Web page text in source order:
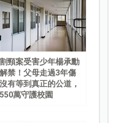
頸案受害少年楊承勳
禁！父母走過3年傷
有等到真正的公道，
萬守護校園